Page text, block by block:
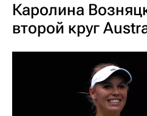
Каролина
второй круг